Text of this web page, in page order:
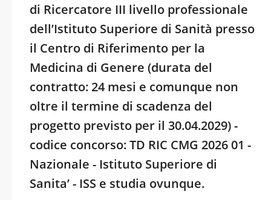
di Ricercatore III livello professionale
dell’Istituto Superiore di Sanità presso
il Centro di Riferimento per la
Medicina di Genere (durata del
contratto: 24 mesi e comunque non
oltre il termine di scadenza del
progetto previsto per il 30.04.2029) -
codice concorso: TD RIC CMG 2026 01 -
Nazionale - Istituto Superiore di
Sanita’ - ISS e studia ovunque.